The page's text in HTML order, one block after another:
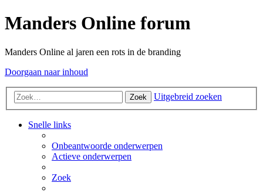
Manders Online forum
Manders Online al jaren een rots in de branding
Doorgaan naar inhoud
Zoek Uitgebreid zoeken
Snelle links
Onbeantwoorde onderwerpen
Actieve onderwerpen
Zoek